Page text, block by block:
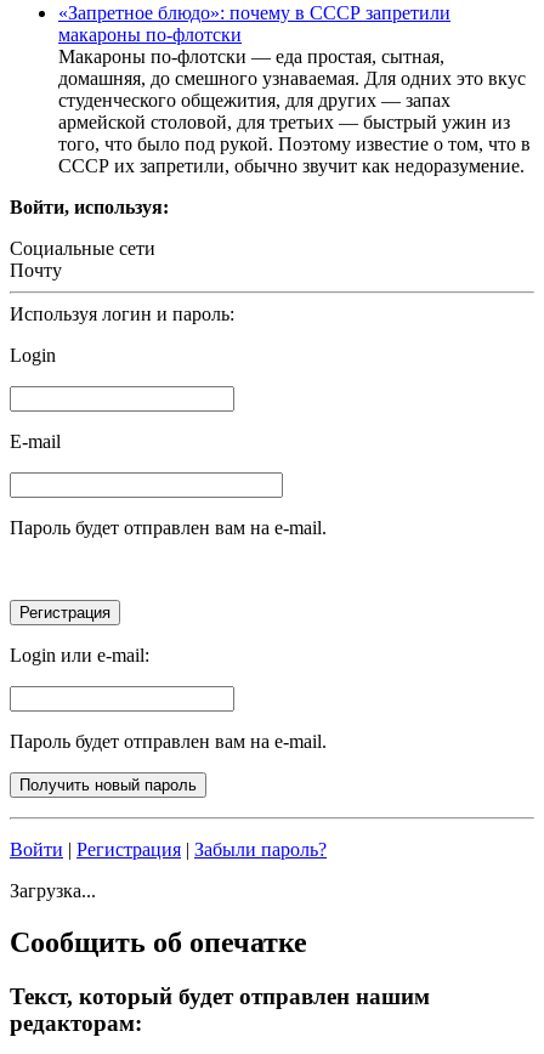
«Запретное блюдо»: почему в СССР запретили
макароны по-флотски
Макароны по-флотски — еда простая, сытная,
домашняя, до смешного узнаваемая. Для одних это вкус
студенческого общежития, для других — запах
армейской столовой, для третьих — быстрый ужин из
того, что было под рукой. Поэтому известие о том, что в
СССР их запретили, обычно звучит как недоразумение.
Войти, используя:
Социальные сети
Почту
Используя логин и пароль:
Login
E-mail
Пароль будет отправлен вам на e-mail.
Login или e-mail:
Пароль будет отправлен вам на e-mail.
Войти | Регистрация | Забыли пароль?
Загрузка...
Сообщить об опечатке
Текст, который будет отправлен нашим
редакторам: